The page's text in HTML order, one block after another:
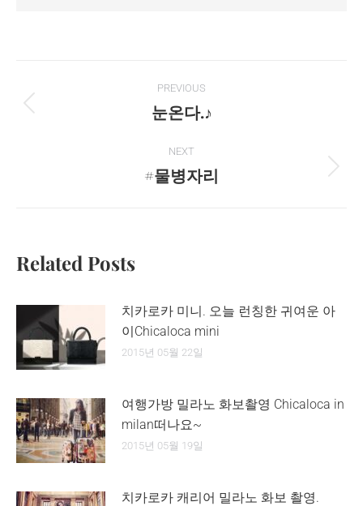
navigation
PREVIOUS
Previous
눈온다.♪
NEXT
Next
#물병자리
Related Posts
치카로카 미니. 오늘 런칭한 귀여운 아
이Chicaloca mini
2015년 05월 22일
여행가방 밀라노 화보촬영 Chicaloca in
milan떠나요~
2015년 05월 19일
치카로카 캐리어 밀라노 화보 촬영.